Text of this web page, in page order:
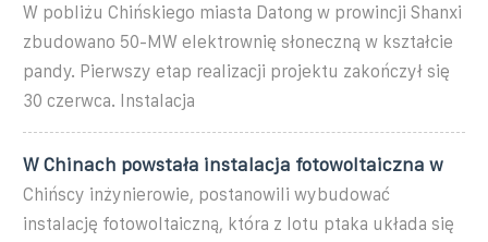
W pobliżu Chińskiego miasta Datong w prowincji Shanxi
zbudowano 50-MW elektrownię słoneczną w kształcie
pandy. Pierwszy etap realizacji projektu zakończył się
30 czerwca. Instalacja
W Chinach powstała instalacja fotowoltaiczna w
Chińscy inżynierowie, postanowili wybudować
instalację fotowoltaiczną, która z lotu ptaka układa się